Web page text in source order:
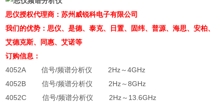
思仪授权代理商：苏州威锐科电子有限公司
我们的优势：思仪、是德、泰克、日置、固纬、普源、海思、安柏、
艾德克斯、同惠、艾诺等
订购信息：
4052A 信号/频谱分析仪 2Hz～4GHz
4052B 信号/频谱分析仪 2Hz～8GHz
4052C 信号/频谱分析仪 2Hz～13.6GHz